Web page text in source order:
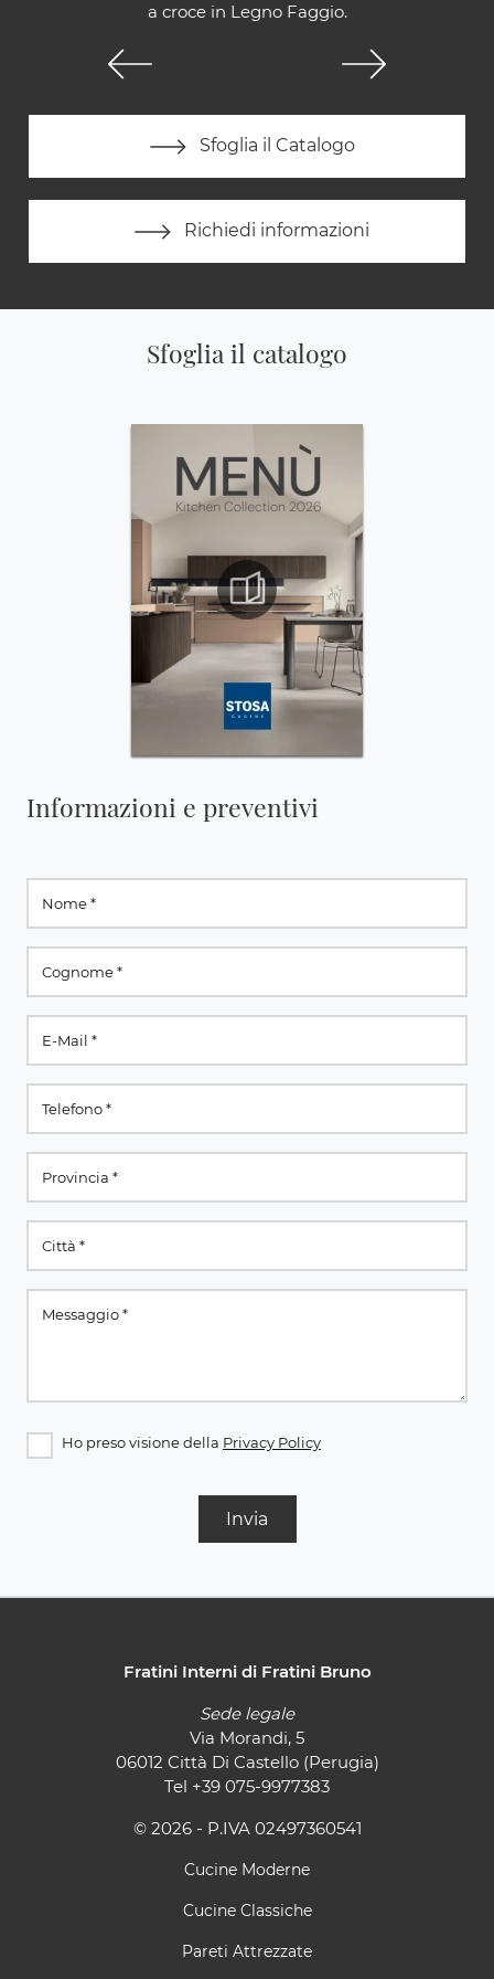
a croce in Legno Faggio.
Sfoglia il Catalogo
Richiedi informazioni
Sfoglia il catalogo
Informazioni e preventivi
Ho preso visione della Privacy Policy
Invia
Fratini Interni di Fratini Bruno
Sede legale
Via Morandi, 5
06012 Città Di Castello (Perugia)
Tel +39 075-9977383
© 2026 - P.IVA 02497360541
Cucine Moderne
Cucine Classiche
Pareti Attrezzate